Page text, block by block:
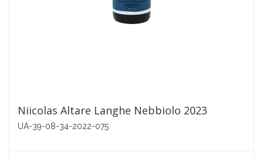
Niicolas Altare Langhe Nebbiolo 2023
UA-39-08-34-2022-075